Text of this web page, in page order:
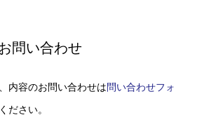
お問い合わせ
内容のお問い合わせは問い合わせフォ
ださい。